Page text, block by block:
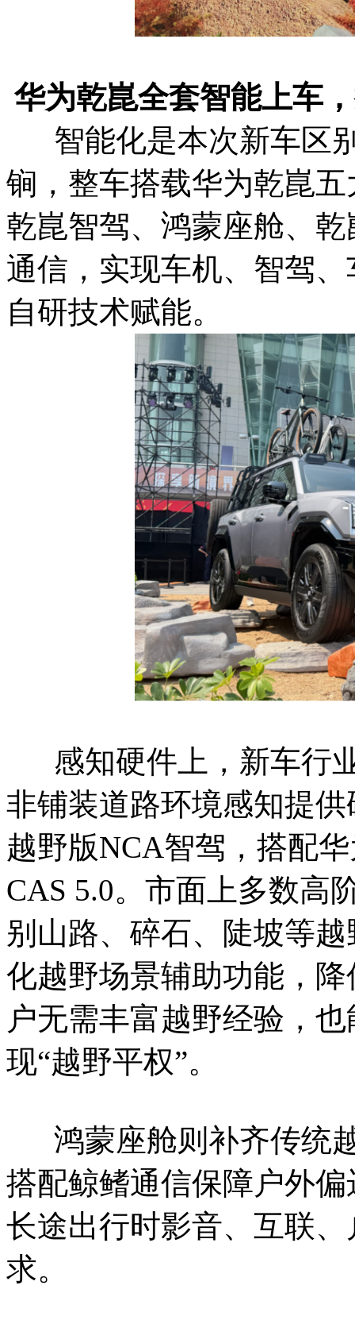
华为乾崑全套智能上车
智能化是本次新车区
锏，整车搭载华为乾崑
乾崑智驾、鸿蒙座舱、
通信，实现车机、智驾
自研技术赋能。
感知硬件上，新车行
非铺装道路环境感知提
越野版NCA智驾，搭配
CAS 5.0。市面上多数高
别山路、碎石、陡坡等
化越野场景辅助功能，
户无需丰富越野经验，
现“越野平权”。
鸿蒙座舱则补齐传统
搭配鲸鳍通信保障户外
长途出行时影音、互联
求。